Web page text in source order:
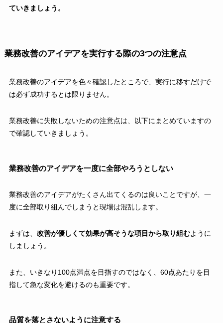
ていきましょう。
業務改善のアイデアを実行する際の3つの注意点
業務改善のアイデアを色々確認したところで、実行に移すだけで
は必ず成功するとは限りません。
業務改善に失敗しないための注意点は、以下にまとめていますの
で確認していきましょう。
業務改善のアイデアを一度に全部やろうとしない
業務改善のアイデアがたくさん出てくるのは良いことですが、一
度に全部取り組んでしまうと現場は混乱します。
まずは、 改善が優しくて効果が高そうな項目から取り組むように
しましょう。
また、いきなり100点満点を目指すのではなく、60点あたりを目
指して急な変化を避けるのも重要です。
品質を落とさないように注意する